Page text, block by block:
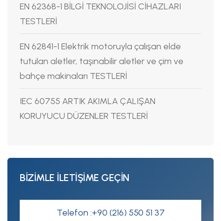
EN 62368-1 BİLGİ TEKNOLOJİSİ CİHAZLARI
TESTLERİ
EN 62841-1 Elektrik motoruyla çalışan elde
tutulan aletler, taşınabilir aletler ve çim ve
bahçe makinaları TESTLERİ
IEC 60755 ARTIK AKIMLA ÇALIŞAN
KORUYUCU DÜZENLER TESTLERİ
BİZİMLE İLETİŞİME GEÇİN
Telefon :+90 (216) 550 51 37